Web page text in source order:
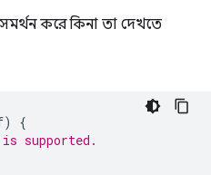
করে কিনা তা দেখতে
)
{
supported.